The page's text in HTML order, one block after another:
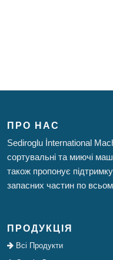
ПРО НАС
Sediroglu İnternational
сортувальні та миючі
також пропонує
запасних частин по
ПРОДУКЦІЯ
Всі Продукти